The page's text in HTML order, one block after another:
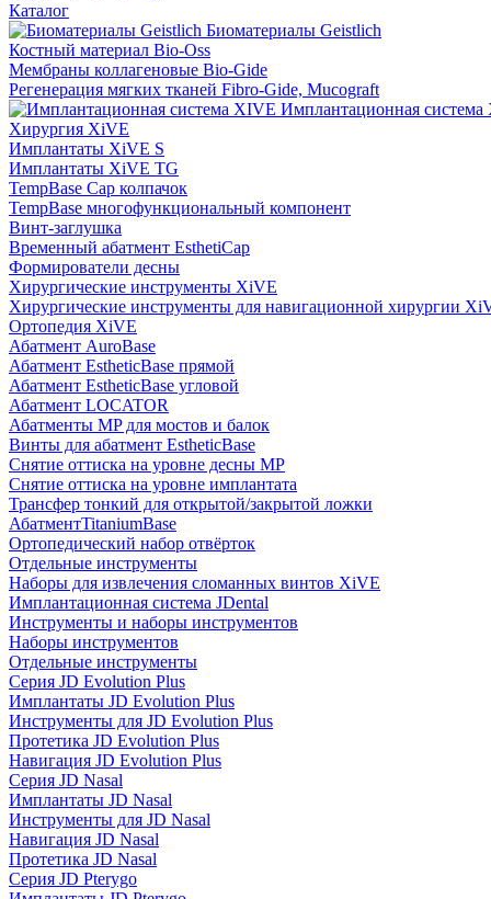
Каталог
Биоматериалы Geistlich
Костный материал Bio-Oss
Мембраны коллагеновые Bio-Gide
Регенерация мягких тканей Fibro-Gide, Mucograft
Имплантационная
Хирургия XiVE
Имплантаты XiVE S
Имплантаты XiVE TG
TempBase Cap колпачок
TempBase многофункциональный компонент
Винт-заглушка
Временный абатмент EsthetiCap
Формирователи десны
Хирургические инструменты XiVE
Хирургические инструменты для навигационной хирургии
Ортопедия XiVE
Абатмент AuroBase
Абатмент EstheticBase прямой
Абатмент EstheticBase угловой
Абатмент LOCATOR
Абатменты MP для мостов и балок
Винты для абатмент EstheticBase
Снятие оттиска на уровне десны MP
Снятие оттиска на уровне имплантата
Трансфер тонкий для открытой/закрытой ложки
АбатментTitaniumBase
Ортопедический набор отвёрток
Отдельные инструменты
Наборы для извлечения сломанных винтов XiVE
Имплантационная система JDental
Инструменты и наборы инструментов
Наборы инструментов
Отдельные инструменты
Серия JD Evolution Plus
Имплантаты JD Evolution Plus
Инструменты для JD Evolution Plus
Протетика JD Evolution Plus
Навигация JD Evolution Plus
Серия JD Nasal
Имплантаты JD Nasal
Инструменты для JD Nasal
Навигация JD Nasal
Протетика JD Nasal
Серия JD Pterygo